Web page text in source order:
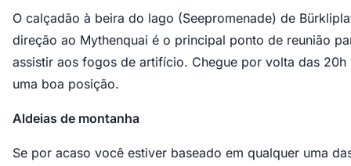
O calçadão à beira do lago (Seepromenade) de
direção ao Mythenquai é o principal ponto de reunião
assistir aos fogos de artifício. Chegue por volta das 20h
uma boa posição.
Aldeias de montanha
Se por acaso você estiver baseado em qualquer uma